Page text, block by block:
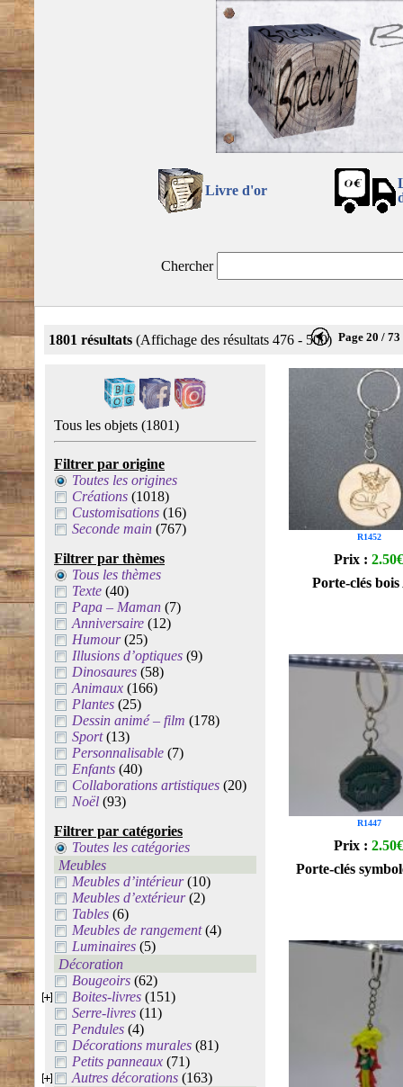
Livre d'or
Chercher
1801 résultats (Affichage des résultats 476 - 500) Page 20 / 73
Tous les objets (1801)
Filtrer par origine
Toutes les origines
Créations (1018)
Customisations (16)
Seconde main (767)
Filtrer par thèmes
Tous les thèmes
Texte (40)
Papa – Maman (7)
Anniversaire (12)
Humour(25)
Illusions d’optiques (9)
Dinosaures (58)
Animaux (166)
Plantes (25)
Dessin animé – film (178)
Sport(13)
Personnalisable (7)
Enfants (40)
Collaborations artistiques (20)
Noël (93)
Filtrer par catégories
Toutes les catégories
Meubles
Meubles d’intérieur(10)
Meubles d’extérieur(2)
Tables (6)
Meubles de rangement(4)
Luminaires (5)
Décoration
Bougeoirs (62)
Boites-livres (151)
Serre-livres (11)
Pendules (4)
Décorations murales (81)
Petits panneaux (71)
Autres décorations (163)
R1452
Prix : 2.50€
Porte-clés
R1447
Prix : 2.50€
Porte-clés